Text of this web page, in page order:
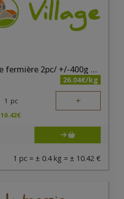
Brochettes de volaille fermière 2pc/ +/-400g Gibecq
26.04€/kg
1 pc +
10.42€
1 pc = ± 0.4 kg = ± 10.42 €